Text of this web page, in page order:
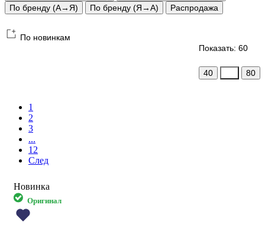
По бренду (А→Я)
По бренду (Я→А) Распродажа
По новинкам
Показать: 60
40 80
1
2
3
...
12
След
Новинка
Оригинал